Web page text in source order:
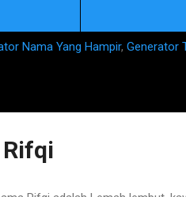
Nama Yang Hampir, Generator